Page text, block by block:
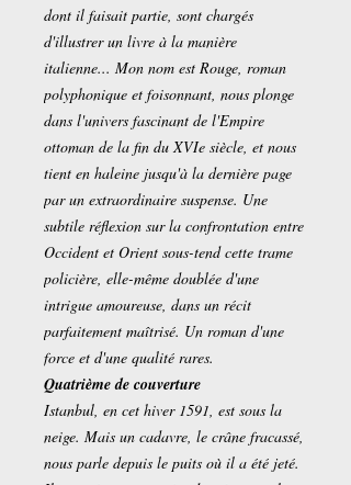
dont il faisait partie, sont chargés
d'illustrer un livre à la manière
italienne... Mon nom est Rouge, roman
polyphonique et foisonnant, nous plonge
dans l'univers fascinant de l'Empire
ottoman de la fin du XVIe siècle, et nous
tient en haleine jusqu'à la dernière page
par un extraordinaire suspense. Une
subtile réflexion sur la confrontation entre
Occident et Orient sous-tend cette trame
policière, elle-même doublée d'une
intrigue amoureuse, dans un récit
parfaitement maîtrisé. Un roman d'une
force et d'une qualité rares.
Quatrième de couverture
Istanbul, en cet hiver 1591, est sous la
neige. Mais un cadavre, le crâne fracassé,
nous parle depuis le puits où il a été jeté.